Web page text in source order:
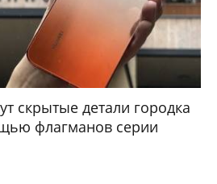
скрытые детали городка
флагманов серии